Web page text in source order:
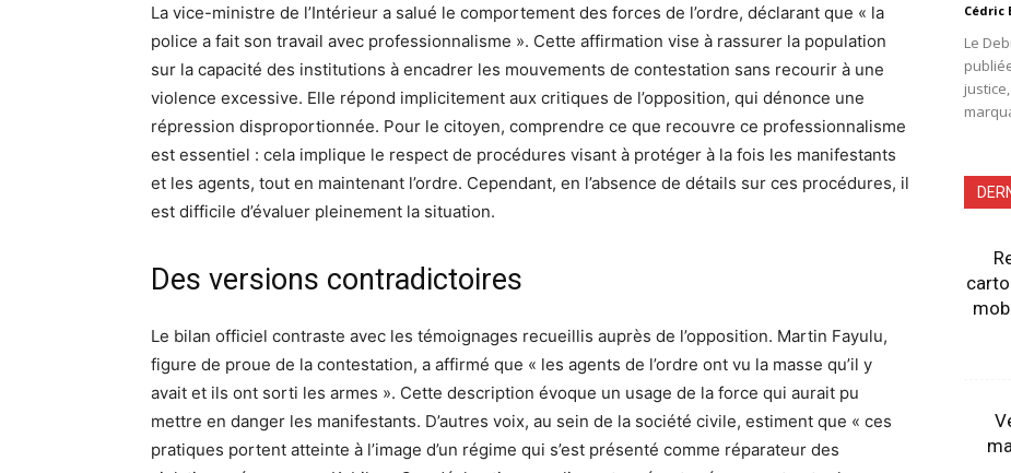
La vice-ministre de l’Intérieur a salué le comportement des forces de l’ordre, déclarant que « la
police a fait son travail avec professionnalisme ». Cette affirmation vise à rassurer la population
sur la capacité des institutions à encadrer les mouvements de contestation sans recourir à une
violence excessive. Elle répond implicitement aux critiques de l’opposition, qui dénonce une
répression disproportionnée. Pour le citoyen, comprendre ce que recouvre ce professionnalisme
est essentiel : cela implique le respect de procédures visant à protéger à la fois les manifestants
et les agents, tout en maintenant l’ordre. Cependant, en l’absence de détails sur ces procédures, il
est difficile d’évaluer pleinement la situation.
Des versions contradictoires
Le bilan officiel contraste avec les témoignages recueillis auprès de l’opposition. Martin Fayulu,
figure de proue de la contestation, a affirmé que « les agents de l’ordre ont vu la masse qu’il y
avait et ils ont sorti les armes ». Cette description évoque un usage de la force qui aurait pu
mettre en danger les manifestants. D’autres voix, au sein de la société civile, estiment que « ces
pratiques portent atteinte à l’image d’un régime qui s’est présenté comme réparateur des
Cédric
Le